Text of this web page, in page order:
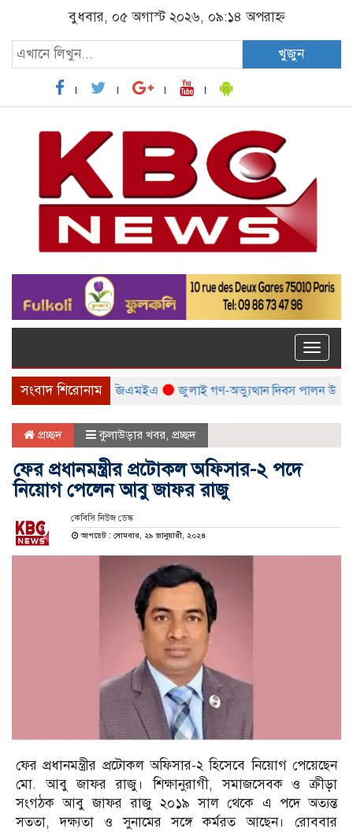
বুধবার, ০৫ অগাস্ট ২০২৬, ০৯:১৪ অপরাহ্ন
খুজুন
Toggle
সংবাদ শিরোনাম
বিটিএমএ ও বিজিএমইএ জুলাই গণ-অভ্যুত্থান দিবস পালন উপলক্ষ্যে
প্রচ্ছদ কুলাউড়ার খবর, প্রচ্ছদ
ফের প্রধানমন্ত্রীর প্রটোকল অফিসার-২ পদে
নিয়োগ পেলেন আবু জাফর রাজু
কেবিসি নিউজ ডেস্ক
আপডেট : সোমবার, ২৯ জানুয়ারী, ২০২৪
ফের প্রধানমন্ত্রীর প্রটোকল অফিসার-২ হিসেবে নিয়োগ পেয়েছেন
মো. আবু জাফর রাজু। শিক্ষানুরাগী, সমাজসেবক ও ক্রীড়া
সংগঠক আবু জাফর রাজু ২০১৯ সাল থেকে এ পদে অত্যন্ত
সততা, দক্ষ্যতা ও সুনামের সঙ্গে কর্মরত আছেন। রোববার